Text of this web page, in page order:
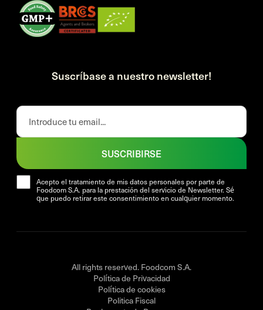
Suscríbase a nuestro newsletter!
Acepto el tratamiento de mis datos personales por parte de
Foodcom S.A. para la prestación del servicio de Newsletter. Sé
que puedo retirar este consentimiento en cualquier momento.
SUSCRIBIRSE
All rights reserved. Foodcom S.A.
Política de Privacidad
Política de cookies
Politica Fiscal